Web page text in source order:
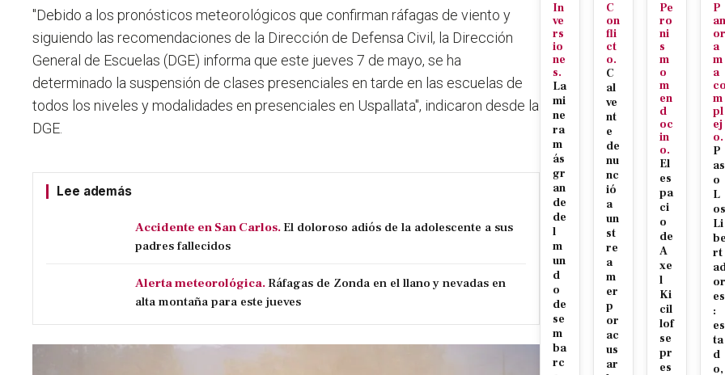
"Debido a los pronósticos meteorológicos que confirman ráfagas de viento y
siguiendo las recomendaciones de la Dirección de Defensa Civil, la Dirección
General de Escuelas (DGE) informa que este jueves 7 de mayo, se ha
determinado la suspensión de clases presenciales en tarde en las escuelas de
todos los niveles y modalidades en presenciales en Uspallata", indicaron desde la
DGE.
Lee además
Accidente en San Carlos. El doloroso adiós de la adolescente a sus
padres fallecidos
Alerta meteorológica. Ráfagas de Zonda en el llano y nevadas en
alta montaña para este jueves
In
ve
rs
io
ne
s.
La
mi
ne
ra
m
ás
gr
an
de
de
l
m
un
d
o
de
se
m
ba
rc
C
on
fli
ct
o.
C
al
ve
nt
e
de
nu
nc
ió
a
un
st
re
a
m
er
p
or
ac
us
ar
Pe
ro
ni
s
m
o
m
en
d
oc
in
o.
El
es
pa
ci
o
de
A
xe
l
Ki
cil
lof
se
pr
es
P
an
or
a
m
a
m
pl
ej
o.
P
as
o
L
os
Li
rt
or
es
:
es
ta
d
o,